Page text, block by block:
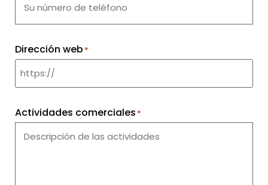
Dirección web *
Actividades comerciales *